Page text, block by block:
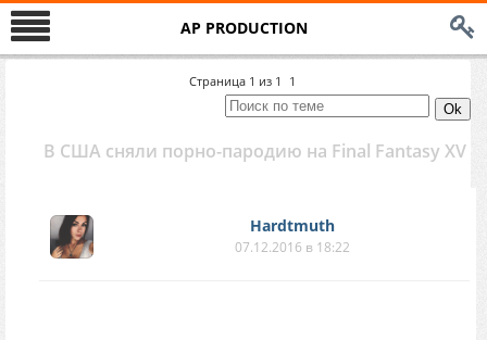
AP PRODUCTION
Страница 1 из 1 1
В США сняли порно-пародию на Final Fantasy XV
Hardtmuth
07.12.2016 в 18:22